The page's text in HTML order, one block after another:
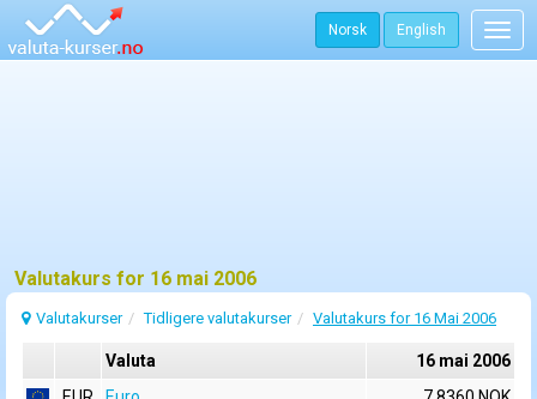
Norsk English
Valutakurs for 16 mai 2006
Valutakurser Tidligere valutakurser Valutakurs for 16 Mai 2006
Valuta
16 mai 2006